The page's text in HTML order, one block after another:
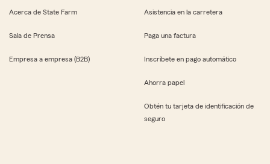
Acerca de State Farm
Sala de Prensa
Empresa a empresa (B2B)
Asistencia en la carretera
Paga una factura
Inscríbete en pago automático
Ahorra papel
Obtén tu tarjeta de identificación de
seguro